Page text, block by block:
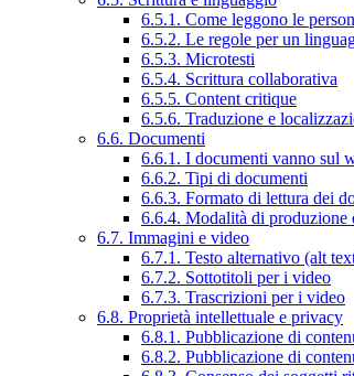
6.5.1. Come leggono le
6.5.2. Le regole per un
6.5.3. Microtesti
6.5.4. Scrittura collaborativa
6.5.5. Content critique
6.5.6. Traduzione e
6.6. Documenti
6.6.1. I documenti vanno sul
6.6.2. Tipi di documenti
6.6.3. Formato di lettura dei
6.6.4. Modalità di produzione
6.7. Immagini e video
6.7.1. Testo alternativo (alt
6.7.2. Sottotitoli per i video
6.7.3. Trascrizioni per i video
6.8. Proprietà intellettuale e privacy
6.8.1. Pubblicazione di
6.8.2. Pubblicazione di